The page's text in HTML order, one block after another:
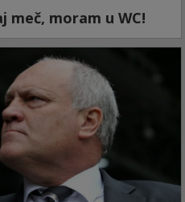
meč, moram u WC!